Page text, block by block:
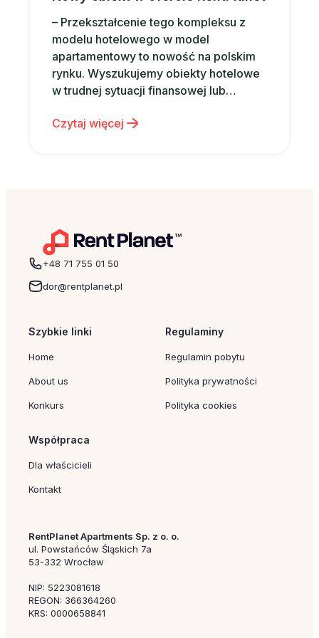
– Przekształcenie tego kompleksu z
modelu hotelowego w model
apartamentowy to nowość na polskim
rynku. Wyszukujemy obiekty hotelowe
w trudnej sytuacji finansowej lub
wprowadzamy autorskie rozwiązania,
poprawę rentowności ich inwestycji, a
RentPlanet. Jedno- i dwupokojowe
Apartamenty…
Czytaj więcej
+48 71 755 01 50
dor@rentplanet.pl
Szybkie linki
Home
About us
Konkurs
Regulaminy
Regulamin pobytu
Polityka prywatności
Polityka cookies
Współpraca
Dla właścicieli
Kontakt
RentPlanet Apartments Sp. z o. o.
ul. Powstańców Śląskich 7a
53-332 Wrocław
NIP: 5223081618
REGON: 366364260
KRS: 0000658841